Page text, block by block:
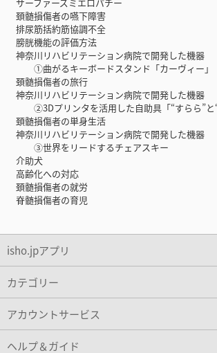
頚髄損傷者の嚥下障害
排尿筋括約筋協調不全
膀胱機能の評価方法
神奈川リハビリテーション病院で開発した機器
①曲がるキーボードスタンド「カーヴィー」
頚髄損傷者の旅行
神奈川リハビリテーション病院で開発した機器
②3Dプリンタを活用した自助具「“すらら”と“
頚髄損傷者の単身生活
神奈川リハビリテーション病院で開発した機器
③世界をリードするチェアスキー
介助犬
高齢化への対応
頚髄損傷者の就労
脊髄損傷者の育児
isho.jpアプリ
カテゴリー
アカウントサービス
ヘルプ＆ガイド